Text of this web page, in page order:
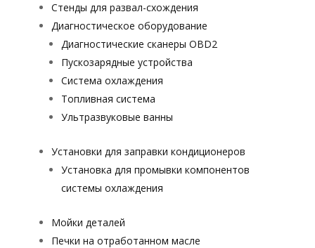
Стенды для развал-схождения
Диагностическое оборудование
Диагностические сканеры OBD2
Пускозарядные устройства
Система охлаждения
Топливная система
Ультразвуковые ванны
Установки для заправки кондиционеров
Установка для промывки компонентов
системы охлаждения
Мойки деталей
Печки на отработанном масле